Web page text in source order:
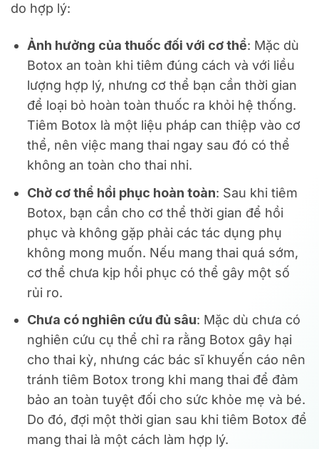
do hợp lý:
Ảnh hưởng của thuốc đối với cơ thể: Mặc dù
Botox an toàn khi tiêm đúng cách và với liều
lượng hợp lý, nhưng cơ thể bạn cần thời gian
để loại bỏ hoàn toàn thuốc ra khỏi hệ thống.
Tiêm Botox là một liệu pháp can thiệp vào cơ
thể, nên việc mang thai ngay sau đó có thể
không an toàn cho thai nhi.
Chờ cơ thể hồi phục hoàn toàn: Sau khi tiêm
Botox, bạn cần cho cơ thể thời gian để hồi
phục và không gặp phải các tác dụng phụ
không mong muốn. Nếu mang thai quá sớm,
cơ thể chưa kịp hồi phục có thể gây một số
rủi ro.
Chưa có nghiên cứu đủ sâu: Mặc dù chưa có
nghiên cứu cụ thể chỉ ra rằng Botox gây hại
cho thai kỳ, nhưng các bác sĩ khuyến cáo nên
tránh tiêm Botox trong khi mang thai để đảm
bảo an toàn tuyệt đối cho sức khỏe mẹ và bé.
Do đó, đợi một thời gian sau khi tiêm Botox để
mang thai là một cách làm hợp lý.